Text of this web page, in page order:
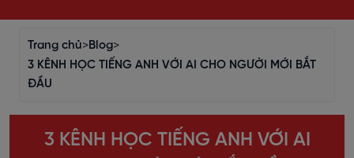
Trang chủ>Blog>
3 KÊNH HỌC TIẾNG ANH VỚI AI CHO NGƯỜI MỚI BẮT
ĐẦU
3 KÊNH HỌC TIẾNG ANH VỚI AI